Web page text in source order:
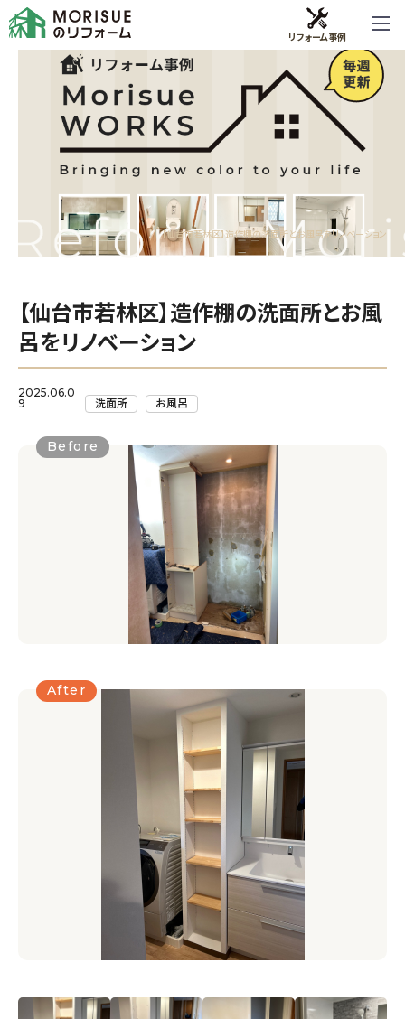
リフォーム事例
【仙台市若林区】造作棚の洗面所とお風呂をリノベーション
【仙台市若林区】造作棚の洗面所とお風
呂をリノベーション
2025.06.0
9
洗面所 お風呂
Before
After